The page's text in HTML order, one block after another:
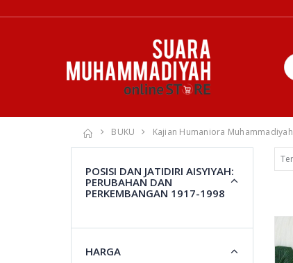
BUKU Kajian Humaniora Muhammadiyah
POSISI DAN JATIDIRI AISYIYAH:
PERUBAHAN DAN
PERKEMBANGAN 1917-1998
HARGA